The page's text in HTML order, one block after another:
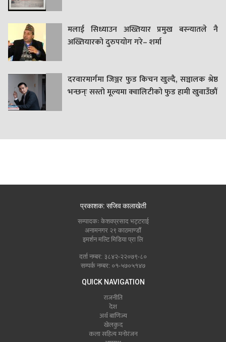
मलाई सिध्याउन अख्तियार प्रमुख बस्न्यातले नै
अख्तियारको दुरुपयोग गरे– शर्मा
दरवारमार्गमा जिञ्जर फुड किचन खुल्दै, सञ्चालक श्रेष्ठ
भन्छन्ः सस्तो मूल्यमा क्वालिटीको फुड हामी खुवाउँछौं
प्रकाशक: सजिव कालाखेती
सम्पादकः केशवप्रसाद भट्टराई
अनामनगर २९ काठमाण्डौं
इमर्शन मल्टि मिडिया प्रा लि
दर्ता नम्बर: ३८४२-२२०७९-८०
सम्पर्क नम्बर: ०१-५७०५१४७
QUICK NAVIGATION
राजनीति
देश
अर्थ बाणिज्य
खेलकुद
कला सहित्य मनोरंजन